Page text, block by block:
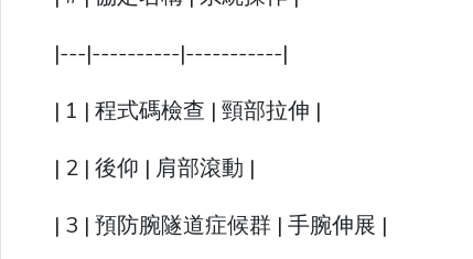
|---|----------|-----------|
| 1 | 程式碼檢查 | 頸部拉伸 |
| 2 | 後仰 | 肩部滾動 |
| 3 | 預防腕隧道症候群 | 手腕伸展 |